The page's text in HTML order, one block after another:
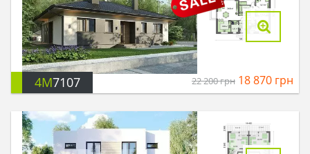
4M7107 22 200грн 18 870 грн